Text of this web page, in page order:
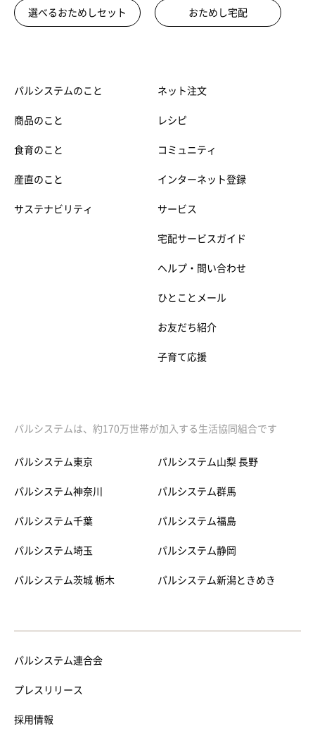
選べるおためしセット おためし宅配
パルシステムのこと
商品のこと
食育のこと
産直のこと
サステナビリティ
ネット注文
レシピ
コミュニティ
インターネット登録
サービス
宅配サービスガイド
ヘルプ・問い合わせ
ひとことメール
お友だち紹介
子育て応援
パルシステムは、約170万世帯が加入する生活協同組合です
パルシステム東京
パルシステム神奈川
パルシステム千葉
パルシステム埼玉
パルシステム茨城 栃木
パルシステム山梨 長野
パルシステム群馬
パルシステム福島
パルシステム静岡
パルシステム新潟ときめき
パルシステム連合会
プレスリリース
採用情報